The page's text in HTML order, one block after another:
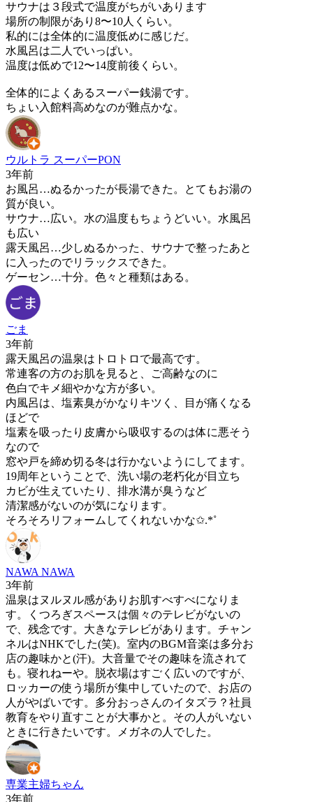
サウナは３段式で温度がちがいあります
場所の制限があり8〜10人くらい。
私的には全体的に温度低めに感じだ。
水風呂は二人でいっぱい。
温度は低めで12〜14度前後くらい。
全体的によくあるスーパー銭湯です。
ちょい入館料高めなのが難点かな。
ウルトラ スーパーPON
3年前
お風呂…ぬるかったが長湯できた。とてもお湯の
質が良い。
サウナ…広い。水の温度もちょうどいい。水風呂
も広い
露天風呂…少しぬるかった、サウナで整ったあと
に入ったのでリラックスできた。
ゲーセン…十分。色々と種類はある。
ごま
3年前
露天風呂の温泉はトロトロで最高です。
常連客の方のお肌を見ると、ご高齢なのに
色白でキメ細やかな方が多い。
内風呂は、塩素臭がかなりキツく、目が痛くなる
ほどで
塩素を吸ったり皮膚から吸収するのは体に悪そう
なので
窓や戸を締め切る冬は行かないようにしてます。
19周年ということで、洗い場の老朽化が目立ち
カビが生えていたり、排水溝が臭うなど
清潔感がないのが気になります。
そろそろリフォームしてくれないかな✩.*˚
NAWA NAWA
3年前
温泉はヌルヌル感がありお肌すべすべになりま
す。くつろぎスペースは個々のテレビがないの
で、残念です。大きなテレビがあります。チャン
ネルはNHKでした(笑)。室内のBGM音楽は多分お
店の趣味かと(汗)。大音量でその趣味を流されて
も。寝れねーや。脱衣場はすごく広いのですが、
ロッカーの使う場所が集中していたので、お店の
人がやばいです。多分おっさんのイタズラ？社員
教育をやり直すことが大事かと。その人がいない
ときに行きたいです。メガネの人でした。
専業主婦ちゃん
3年前